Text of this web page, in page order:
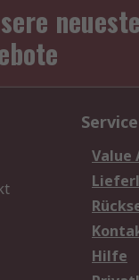
Service
Value
Hilfe